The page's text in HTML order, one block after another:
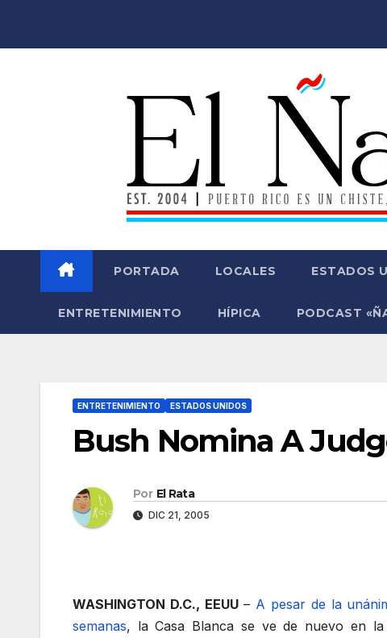
PORTADA LOCALES ESTADOS
ENTRETENIMIENTO HÍPICA PODCAST
ENTRETENIMIENTO ESTADOS UNIDOS
Bush Nomina A
Por El Rata
DIC 21, 2005
WASHINGTON D.C., EEUU– A pesar de la
semanas, la Casa Blanca se ve de nuevo en